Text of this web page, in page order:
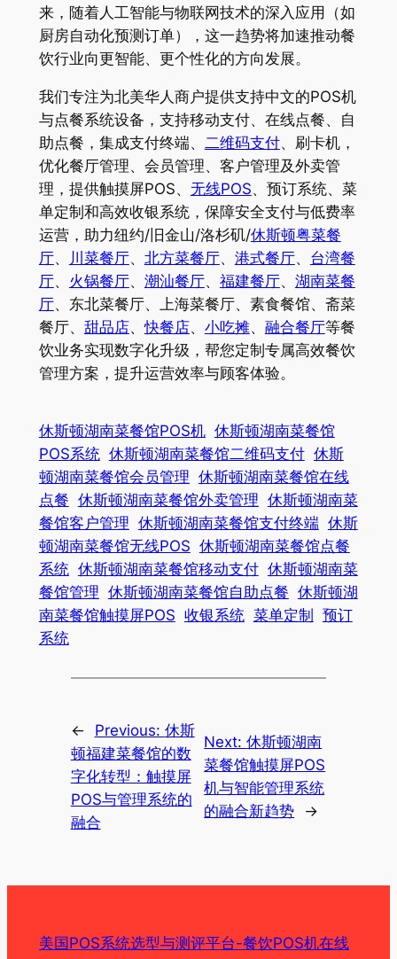
来，随着人工智能与物联网技术的深入应用（如
厨房自动化预测订单），这一趋势将加速推动餐
饮行业向更智能、更个性化的方向发展。
我们专注为北美华人商户提供支持中文的POS机
与点餐系统设备，支持移动支付、在线点餐、自
助点餐，集成支付终端、
二维码支付、刷卡机，
优化餐厅管理、会员管理、客户管理及外卖管
理，提供触摸屏POS、 无线POS、预订系统、菜
单定制和高效收银系统，保障安全支付与低费率
运营，助力纽约/旧金山/洛杉矶/休斯顿粤菜餐
厅、 川菜餐厅、 北方菜餐厅、 港式餐厅、 台湾餐
厅、 火锅餐厅、 潮汕餐厅、 福建餐厅、 湖南菜餐
厅、东北菜餐厅、上海菜餐厅、素食餐馆、斋菜
餐厅、 甜品店、快餐店、 小吃摊、 融合餐厅等餐
饮业务实现数字化升级，帮您定制专属高效餐饮
管理方案，提升运营效率与顾客体验。
休斯顿湖南菜餐馆POS机 休斯顿湖南菜餐馆
POS系统 休斯顿湖南菜餐馆二维码支付 休斯
顿湖南菜餐馆会员管理 休斯顿湖南菜餐馆在线
点餐 休斯顿湖南菜餐馆外卖管理 休斯顿湖南菜
餐馆客户管理 休斯顿湖南菜餐馆支付终端 休斯
顿湖南菜餐馆无线POS 休斯顿湖南菜餐馆点餐
系统 休斯顿湖南菜餐馆移动支付 休斯顿湖南菜
餐馆管理 休斯顿湖南菜餐馆自助点餐 休斯顿湖
南菜餐馆触摸屏POS 收银系统 菜单定制
预订
系统
← Previous: 休斯
顿福建菜餐馆的数
字化转型：触摸屏
POS与管理系统的
融合
Next:休斯顿湖南
菜餐馆触摸屏POS
机与智能管理系统
的融合新趋势
→
美国POS系统选型与测评平台-餐饮POS机在线